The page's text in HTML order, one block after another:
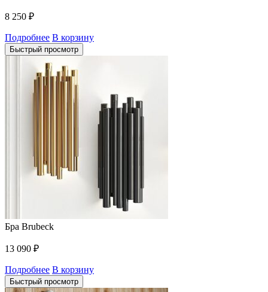
8 250 ₽
Подробнее В корзину
Быстрый просмотр
Бра Brubeck
13 090 ₽
Подробнее В корзину
Быстрый просмотр